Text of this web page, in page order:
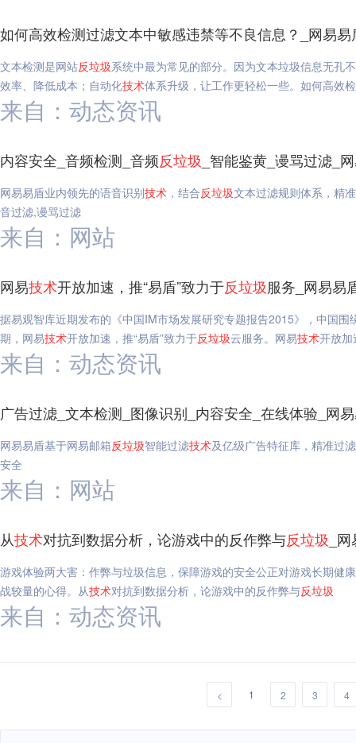
如何高效检测过滤文本中敏感违禁等不良信息？_网易易
文本检测是网站反垃圾系统中最为常见的部分。因为文本垃圾信息无孔
效率、降低成本；自动化技术体系升级，让工作更轻松一些。如何高效
来自：动态资讯
内容安全_音频检测_音频反垃圾 _智能鉴黄_谩骂过滤_
网易易盾业内领先的语音识别技术 ，结合反垃圾文本过滤规则体系，精
音过滤,谩骂过滤
来自：网站
网易技术开放加速，推“易盾”致力于反垃圾服务_网易易
据易观智库近期发布的《中国IM市场发展研究专题报告2015》，中国
期，网易技术开放加速，推“易盾”致力于反垃圾云服务。网易技术开放加
来自：动态资讯
广告过滤_文本检测_图像识别_内容安全_在线体验_网
网易易盾基于网易邮箱反垃圾智能过滤技术及亿级广告特征库，精准过
安全
来自：网站
从技术对抗到数据分析，论游戏中的反作弊与反垃圾 _
游戏体验两大害：作弊与垃圾信息，保障游戏的安全公正对游戏长期健
战较量的心得。从技术对抗到数据分析，论游戏中的反作弊与反垃圾
来自：动态资讯
< 1 2 3 4